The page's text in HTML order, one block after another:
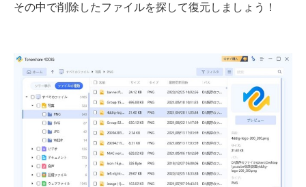
その中で削除したファイルを探して復元しましょう！